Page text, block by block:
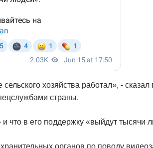
хозяйства работал», - сказал
страны.
что в его поддержку «выйдут тысячи
органов по поводу